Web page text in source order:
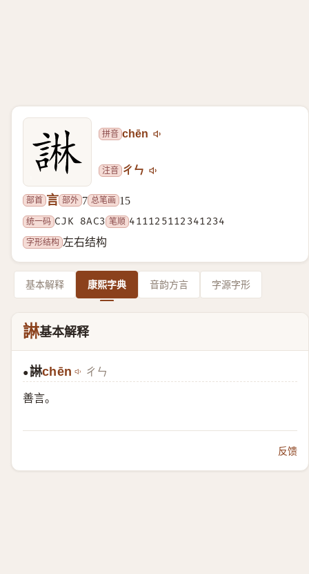
拼音 chēn
注音 ㄔㄣ
部首 言 部外 7 总笔画 15
统一码 CJK 8AC3 笔顺 411125112341234
字形结构 左右结构
基本解释 康熙字典 音韵方言 字源字形
諃基本解释
●諃chēn ㄔㄣ
善言。
反馈